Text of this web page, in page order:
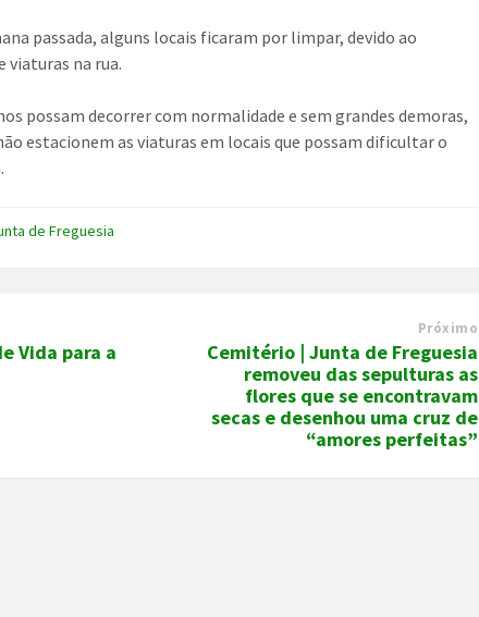
passada, alguns locais ficaram por limpar, devido ao
viaturas na rua.
possam decorrer com normalidade e sem grandes demoras,
estacionem as viaturas em locais que possam dificultar o
de Freguesia
Vida para a
Próximo
Cemitério | Junta de Freguesia
removeu das sepulturas as
flores que se encontravam
secas e desenhou uma cruz de
“amores perfeitas”